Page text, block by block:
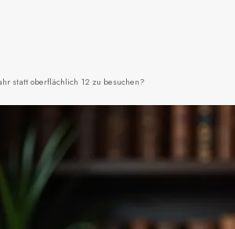
statt oberflächlich 12 zu besuchen?